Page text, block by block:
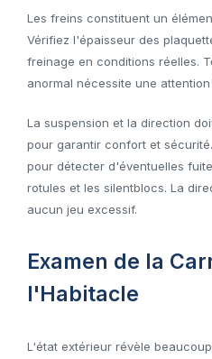
Les freins constituent un
Vérifiez l'épaisseur des
freinage en conditions réelles.
anormal nécessite une attention
La suspension et la direction
pour garantir confort et
pour détecter d'éventuelles
rotules et les silentblocs. La
aucun jeu excessif.
Examen de la
l'Habitacle
L'état extérieur révèle